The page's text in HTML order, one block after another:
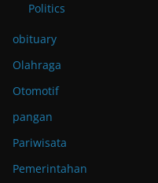
Politics
obituary
Olahraga
Otomotif
pangan
Pariwisata
Pemerintahan